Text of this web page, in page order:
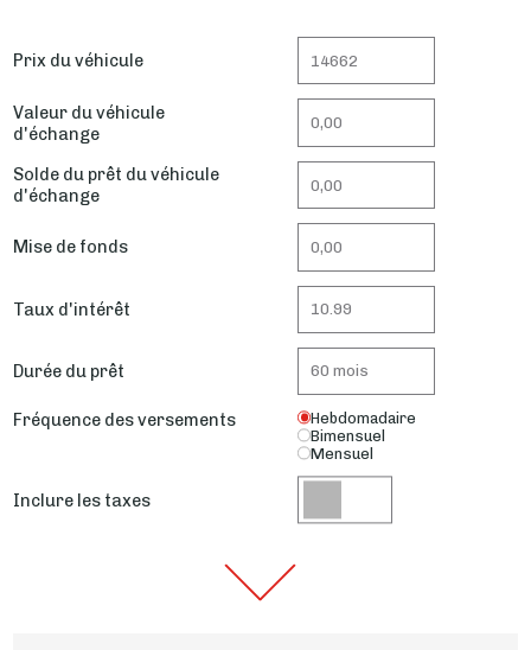
Prix du véhicule
Valeur du véhicule
d'échange
Solde du prêt du véhicule
d'échange
Mise de fonds
Taux d'intérêt
Durée du prêt
Fréquence des versements
Hebdomadaire
Bimensuel
Mensuel
Inclure les taxes